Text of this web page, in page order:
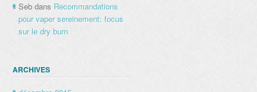
Sebdans Recommandations
pour vaper sereinement: focus
sur le dry burn
ARCHIVES